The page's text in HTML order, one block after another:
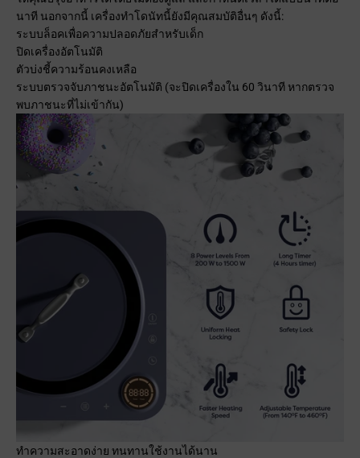
นาที นอกจากนี้ เครื่องทำโดนัทนี้ยังมีคุณสมบัติอื่นๆ ดังนี้:
ระบบล็อคเพื่อความปลอดภัยสำหรับเด็ก
ปิดเครื่องอัตโนมัติ
ตัวบ่งชี้ความร้อนคงเหลือ
ระบบตรวจจับภาชนะอัตโนมัติ (จะปิดเครื่องใน 60 วินาที หากตรวจ
พบภาชนะที่ไม่เข้ากัน)
ทำความสะอาดง่าย ทนทานใช้งานได้นาน